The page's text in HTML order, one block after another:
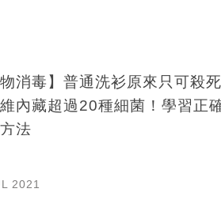
消毒】普通洗衫原來只可殺
內藏超過20種細菌！學習正
法
2021